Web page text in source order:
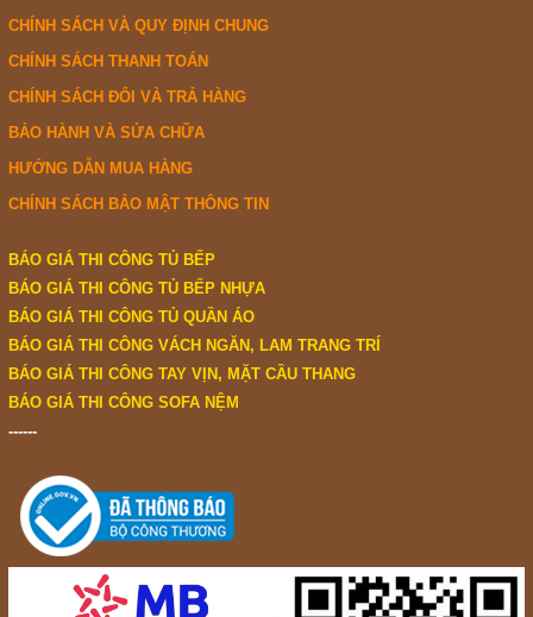
CHÍNH SÁCH VÀ QUY ĐỊNH CHUNG
CHÍNH SÁCH THANH TOÁN
CHÍNH SÁCH ĐỔI VÀ TRẢ HÀNG
BẢO HÀNH VÀ SỬA CHỮA
HƯỚNG DẪN MUA HÀNG
CHÍNH SÁCH BẢO MẬT THÔNG TIN
BÁO GIÁ THI CÔNG TỦ BẾP
BÁO GIÁ THI CÔNG TỦ BẾP NHỰA
BÁO GIÁ THI CÔNG TỦ QUẦN ÁO
BÁO GIÁ THI CÔNG VÁCH NGĂN, LAM TRANG TRÍ
BÁO GIÁ THI CÔNG TAY VỊN, MẶT CẦU THANG
BÁO GIÁ THI CÔNG SOFA NỆM
------